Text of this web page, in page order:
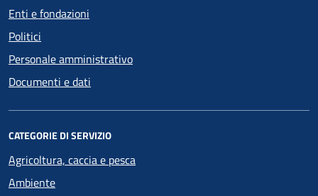
Enti e fondazioni
Politici
Personale amministrativo
Documenti e dati
CATEGORIE DI SERVIZIO
Agricoltura, caccia e pesca
Ambiente